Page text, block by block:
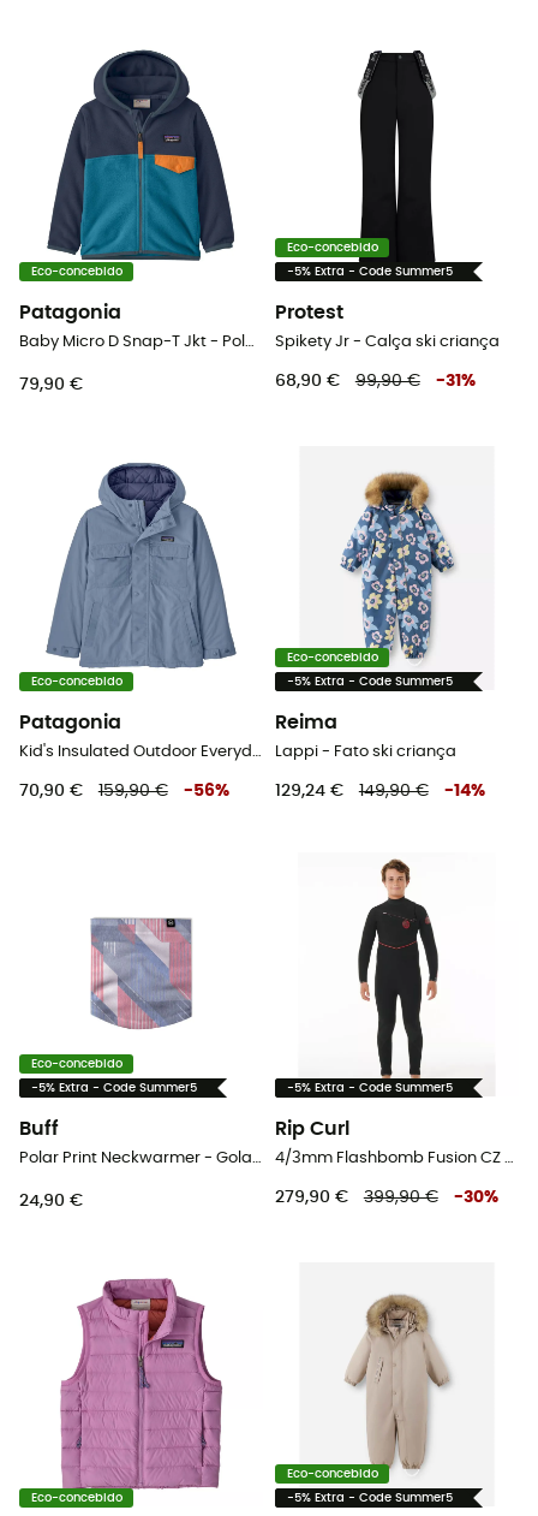
Eco-concebido
Patagonia
Baby Micro D Snap-T Jkt - Polar criança
79,90 €
Eco-concebido
-5% Extra - Code Summer5
Protest
Spikety Jr - Calça ski criança
68,90 € 99,90 € -31 %
Eco-concebido
Patagonia
Kid's Insulated Outdoor Everyday Jacket - Casaco de inverno criança
70,90 € 159,90 € -56%
Eco-concebido
-5% Extra - Code Summer5
Reima
Lappi - Fato ski criança
129,24 € 149,90 € -14%
Eco-concebido
-5% Extra - Code Summer5
Buff
Polar Print Neckwarmer - Gola criança
24,90 €
-5% Extra - Code Summer5
Rip Curl
4/3mm Flashbomb Fusion CZ - Fato surf criança
279,90 € 399,90 € -30%
Eco-concebido
Eco-concebido
-5% Extra - Code Summer5